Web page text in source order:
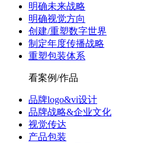
明确未来战略
明确视觉方向
创建/重塑数字世界
制定年度传播战略
重塑包装体系
看案例/作品
品牌logo&vi设计
品牌战略&企业文化
视觉传达
产品包装